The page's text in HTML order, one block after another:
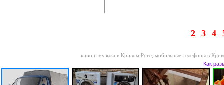
2 3 4
кино и музыка в Кривом Роге ,мобильные телефоны в
Как